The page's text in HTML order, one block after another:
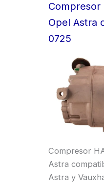
Compresor
Opel Astra
0725
Compresor
Astra
Astra y